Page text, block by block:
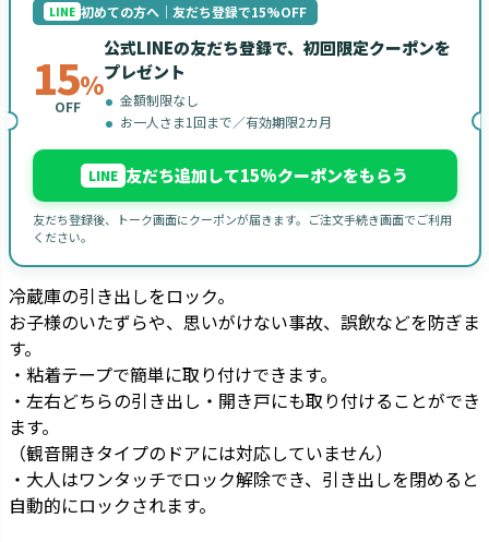
LINE 初めての方へ｜友だち登録で15%OFF
15%
OFF
公式LINEの友だち登録で、初回限定クーポンを
プレゼント
金額制限なし
お一人さま1回まで／有効期限2カ月
LINE 友だち追加して15%クーポンをもらう
友だち登録後、トーク画面にクーポンが届きます。ご注文手続き画面でご利用
ください。
冷蔵庫の引き出しをロック。
お子様のいたずらや、思いがけない事故、誤飲などを防ぎま
す。
・粘着テープで簡単に取り付けできます。
・左右どちらの引き出し・開き戸にも取り付けることができ
ます。
（観音開きタイプのドアには対応していません）
・大人はワンタッチでロック解除でき、引き出しを閉めると
自動的にロックされます。